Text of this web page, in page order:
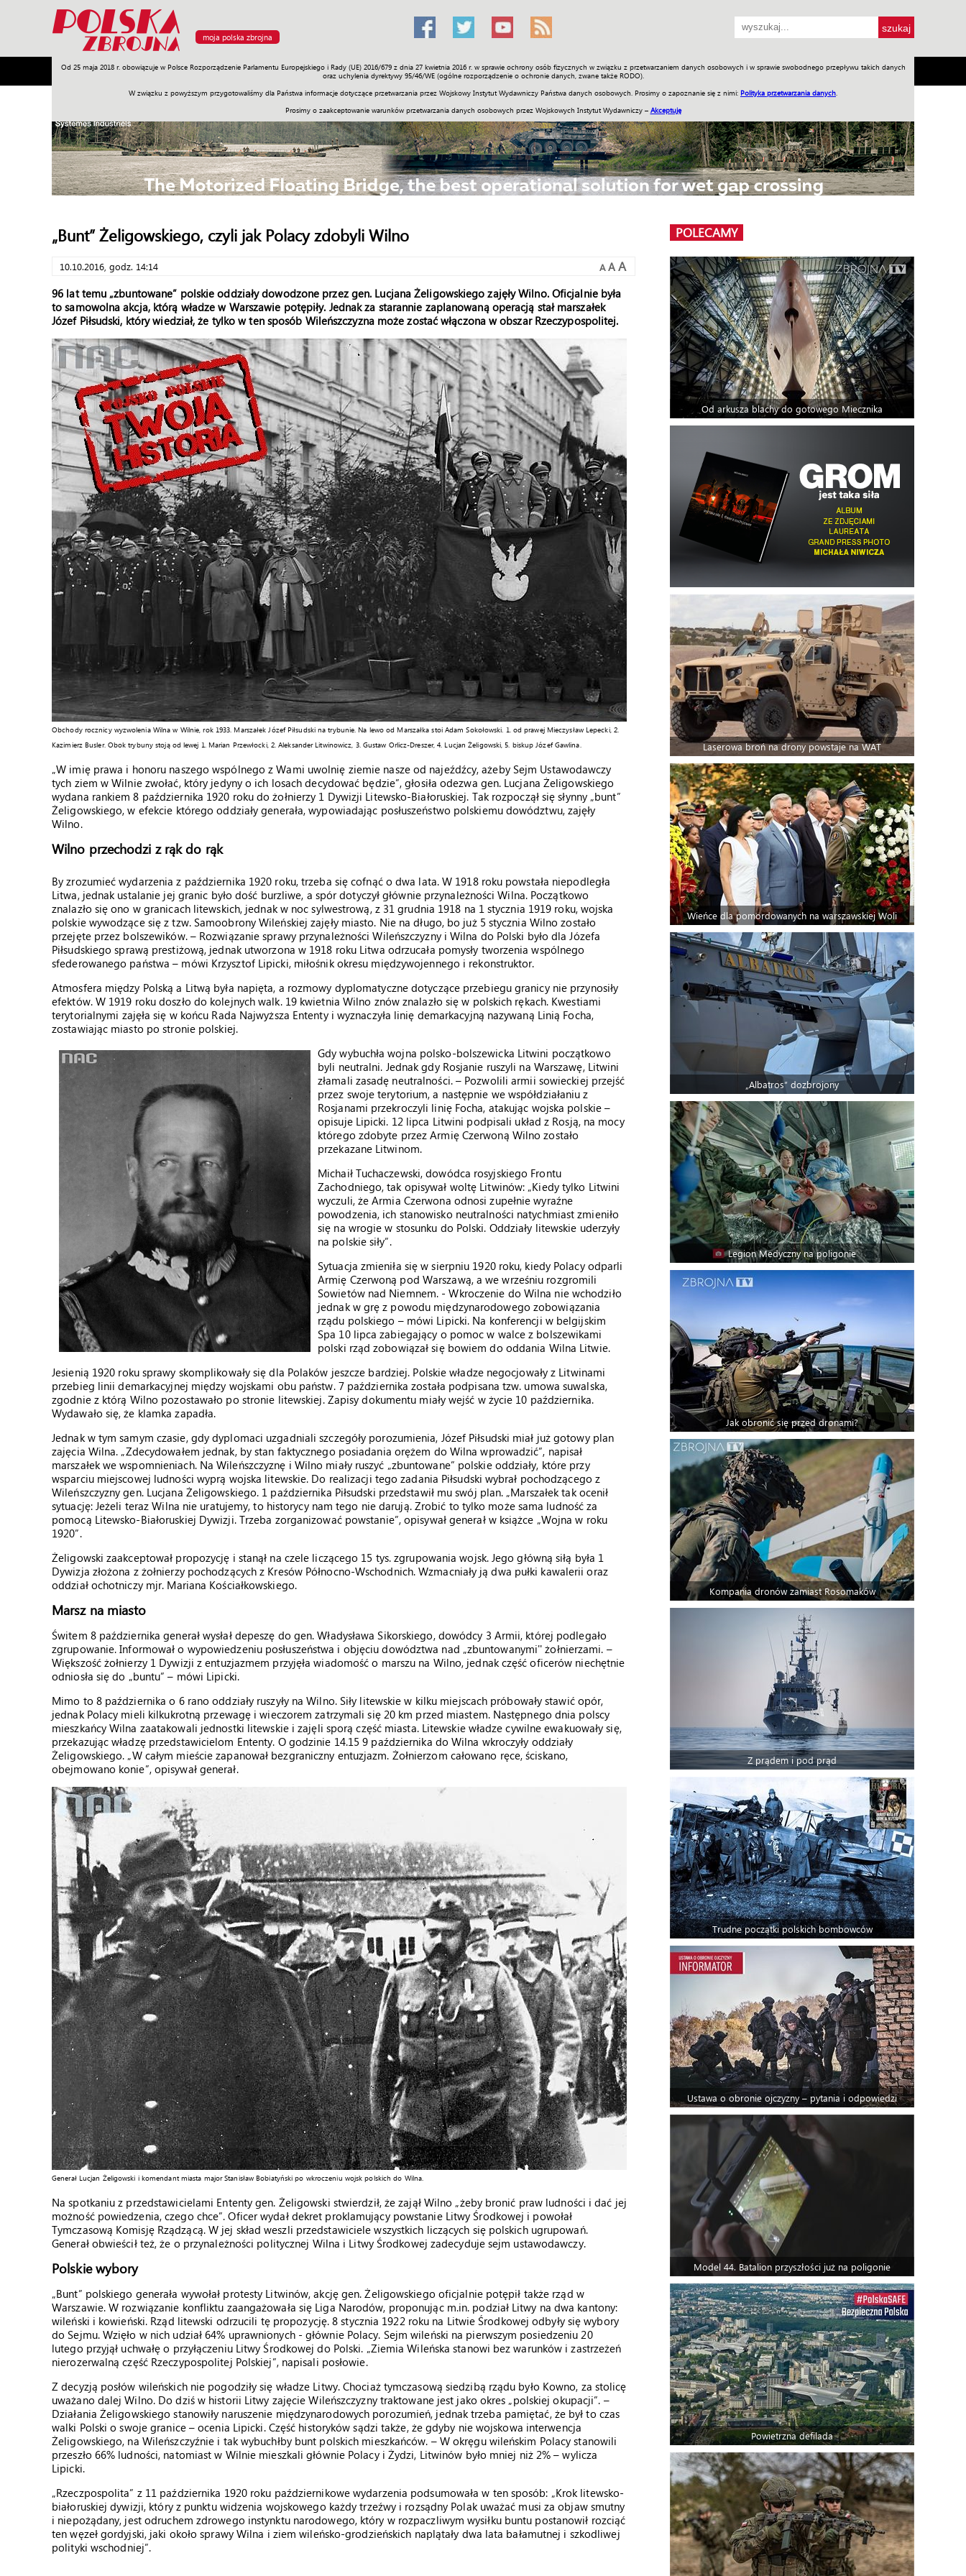
moja polska zbrojna
Od 25 maja 2018 r. obowiązuje w Polsce Rozporządzenie Parlamentu Europejskiego i Rady (UE) 2016/679 z dnia 27 kwietnia 2016 r. w sprawie ochrony osób fizycznych w związku z przetwarzaniem danych osobowych i w sprawie swobodnego przepływu takich danych
oraz uchylenia dyrektywy 95/46/WE (ogólne rozporządzenie o ochronie danych, zwane także RODO).
W związku z powyższym przygotowaliśmy dla Państwa informacje dotyczące przetwarzania przez Wojskowy Instytut Wydawniczy Państwa danych osobowych. Prosimy o zapoznanie się z nimi: Polityka przetwarzania danych
Prosimy o zaakceptowanie warunków przetwarzania danych osobowych przez Wojskowych Instytut Wydawniczy – Akceptuję
Armia Poligon Sprzęt Misje Polityka Prawo Świat Społeczność Sport Historia Galerie Wideo ENGLISH SKLEP Jednodniówki Praca w WIW
„Bunt” Żeligowskiego, czyli jak Polacy zdobyli Wilno
10.10.2016, godz. 14:14 A A A
96 lat temu „zbuntowane” polskie oddziały dowodzone przez gen. Lucjana Żeligowskiego zajęły Wilno. Oficjalnie była
to samowolna akcja, którą władze w Warszawie potępiły. Jednak za starannie zaplanowaną operacją stał marszałek
Józef Piłsudski, który wiedział, że tylko w ten sposób Wileńszczyzna może zostać włączona w obszar Rzeczypospolitej.
Obchody rocznicy wyzwolenia Wilna w Wilnie, rok 1933. Marszałek Józef Piłsudski na trybunie. Na lewo od Marszałka stoi Adam Sokołowski. 1. od prawej Mieczysław Lepecki, 2.
Kazimierz Busler. Obok trybuny stoją od lewej 1. Marian Przewłocki, 2. Aleksander Litwinowicz, 3. Gustaw Orlicz-Dreszer, 4. Lucjan Żeligowski, 5. biskup Józef Gawlina.
„W imię prawa i honoru naszego wspólnego z Wami uwolnię ziemie nasze od najeźdźcy, ażeby Sejm Ustawodawczy
tych ziem w Wilnie zwołać, który jedyny o ich losach decydować będzie”, głosiła odezwa gen. Lucjana Żeligowskiego
wydana rankiem 8 października 1920 roku do żołnierzy 1 Dywizji Litewsko-Białoruskiej. Tak rozpoczął się słynny „bunt”
Żeligowskiego, w efekcie którego oddziały generała, wypowiadając posłuszeństwo polskiemu dowództwu, zajęły
Wilno.
Wilno przechodzi z rąk do rąk
By zrozumieć wydarzenia z października 1920 roku, trzeba się cofnąć o dwa lata. W 1918 roku powstała niepodległa
Litwa, jednak ustalanie jej granic było dość burzliwe, a spór dotyczył głównie przynależności Wilna. Początkowo
znalazło się ono w granicach litewskich, jednak w noc sylwestrową, z 31 grudnia 1918 na 1 stycznia 1919 roku, wojska
polskie wywodzące się z tzw. Samoobrony Wileńskiej zajęły miasto. Nie na długo, bo już 5 stycznia Wilno zostało
przejęte przez bolszewików. – Rozwiązanie sprawy przynależności Wileńszczyzny i Wilna do Polski było dla Józefa
Piłsudskiego sprawą prestiżową, jednak utworzona w 1918 roku Litwa odrzucała pomysły tworzenia wspólnego
sfederowanego państwa – mówi Krzysztof Lipicki, miłośnik okresu międzywojennego i rekonstruktor.
Atmosfera między Polską a Litwą była napięta, a rozmowy dyplomatyczne dotyczące przebiegu granicy nie przynosiły
efektów. W 1919 roku doszło do kolejnych walk. 19 kwietnia Wilno znów znalazło się w polskich rękach. Kwestiami
terytorialnymi zajęła się w końcu Rada Najwyższa Ententy i wyznaczyła linię demarkacyjną nazywaną Linią Focha,
zostawiając miasto po stronie polskiej.
Gdy wybuchła wojna polsko-bolszewicka Litwini początkowo
byli neutralni. Jednak gdy Rosjanie ruszyli na Warszawę, Litwini
złamali zasadę neutralności. – Pozwolili armii sowieckiej przejść
przez swoje terytorium, a następnie we współdziałaniu z
Rosjanami przekroczyli linię Focha, atakując wojska polskie –
opisuje Lipicki. 12 lipca Litwini podpisali układ z Rosją, na mocy
którego zdobyte przez Armię Czerwoną Wilno zostało
przekazane Litwinom.
Michaił Tuchaczewski, dowódca rosyjskiego Frontu
Zachodniego, tak opisywał woltę Litwinów: „Kiedy tylko Litwini
wyczuli, że Armia Czerwona odnosi zupełnie wyraźne
powodzenia, ich stanowisko neutralności natychmiast zmieniło
się na wrogie w stosunku do Polski. Oddziały litewskie uderzyły
na polskie siły”.
Sytuacja zmieniła się w sierpniu 1920 roku, kiedy Polacy odparli
Armię Czerwoną pod Warszawą, a we wrześniu rozgromili
Sowietów nad Niemnem. - Wkroczenie do Wilna nie wchodziło
jednak w grę z powodu międzynarodowego zobowiązania
rządu polskiego – mówi Lipicki. Na konferencji w belgijskim
Spa 10 lipca zabiegający o pomoc w walce z bolszewikami
polski rząd zobowiązał się bowiem do oddania Wilna Litwie.
Jesienią 1920 roku sprawy skomplikowały się dla Polaków jeszcze bardziej. Polskie władze negocjowały z Litwinami
przebieg linii demarkacyjnej między wojskami obu państw. 7 października została podpisana tzw. umowa suwalska,
zgodnie z którą Wilno pozostawało po stronie litewskiej. Zapisy dokumentu miały wejść w życie 10 października.
Wydawało się, że klamka zapadła.
Jednak w tym samym czasie, gdy dyplomaci uzgadniali szczegóły porozumienia, Józef Piłsudski miał już gotowy plan
zajęcia Wilna. „Zdecydowałem jednak, by stan faktycznego posiadania orężem do Wilna wprowadzić”, napisał
marszałek we wspomnieniach. Na Wileńszczyznę i Wilno miały ruszyć „zbuntowane” polskie oddziały, które przy
wsparciu miejscowej ludności wyprą wojska litewskie. Do realizacji tego zadania Piłsudski wybrał pochodzącego z
Wileńszczyzny gen. Lucjana Żeligowskiego. 1 października Piłsudski przedstawił mu swój plan. „Marszałek tak ocenił
sytuację: Jeżeli teraz Wilna nie uratujemy, to historycy nam tego nie darują. Zrobić to tylko może sama ludność za
pomocą Litewsko-Białoruskiej Dywizji. Trzeba zorganizować powstanie”, opisywał generał w książce „Wojna w roku
1920”.
Żeligowski zaakceptował propozycję i stanął na czele liczącego 15 tys. zgrupowania wojsk. Jego główną siłą była 1
Dywizja złożona z żołnierzy pochodzących z Kresów Północno-Wschodnich. Wzmacniały ją dwa pułki kawalerii oraz
oddział ochotniczy mjr. Mariana Kościałkowskiego.
Marsz na miasto
Świtem 8 października generał wysłał depeszę do gen. Władysława Sikorskiego, dowódcy 3 Armii, której podlegało
zgrupowanie. Informował o wypowiedzeniu posłuszeństwa i objęciu dowództwa nad „zbuntowanymi'' żołnierzami. –
Większość żołnierzy 1 Dywizji z entuzjazmem przyjęła wiadomość o marszu na Wilno, jednak część oficerów niechętnie
odniosła się do „buntu” – mówi Lipicki.
Mimo to 8 października o 6 rano oddziały ruszyły na Wilno. Siły litewskie w kilku miejscach próbowały stawić opór,
jednak Polacy mieli kilkukrotną przewagę i wieczorem zatrzymali się 20 km przed miastem. Następnego dnia polscy
mieszkańcy Wilna zaatakowali jednostki litewskie i zajęli sporą część miasta. Litewskie władze cywilne ewakuowały się,
przekazując władzę przedstawicielom Ententy. O godzinie 14.15 9 października do Wilna wkroczyły oddziały
Żeligowskiego. „W całym mieście zapanował bezgraniczny entuzjazm. Żołnierzom całowano ręce, ściskano,
obejmowano konie”, opisywał generał.
Generał Lucjan Żeligowski i komendant miasta major Stanisław Bobiatyński po wkroczeniu wojsk polskich do Wilna.
Na spotkaniu z przedstawicielami Ententy gen. Żeligowski stwierdził, że zajął Wilno „żeby bronić praw ludności i dać jej
możność powiedzenia, czego chce”. Oficer wydał dekret proklamujący powstanie Litwy Środkowej i powołał
Tymczasową Komisję Rządzącą. W jej skład weszli przedstawiciele wszystkich liczących się polskich ugrupowań.
Generał obwieścił też, że o przynależności politycznej Wilna i Litwy Środkowej zadecyduje sejm ustawodawczy.
Polskie wybory
„Bunt” polskiego generała wywołał protesty Litwinów, akcję gen. Żeligowskiego oficjalnie potępił także rząd w
Warszawie. W rozwiązanie konfliktu zaangażowała się Liga Narodów, proponując m.in. podział Litwy na dwa kantony:
wileński i kowieński. Rząd litewski odrzucili tę propozycję. 8 stycznia 1922 roku na Litwie Środkowej odbyły się wybory
do Sejmu. Wzięło w nich udział 64% uprawnionych - głównie Polacy. Sejm wileński na pierwszym posiedzeniu 20
lutego przyjął uchwałę o przyłączeniu Litwy Środkowej do Polski. „Ziemia Wileńska stanowi bez warunków i zastrzeżeń
nierozerwalną część Rzeczypospolitej Polskiej”, napisali posłowie.
Z decyzją posłów wileńskich nie pogodziły się władze Litwy. Chociaż tymczasową siedzibą rządu było Kowno, za stolicę
uważano dalej Wilno. Do dziś w historii Litwy zajęcie Wileńszczyzny traktowane jest jako okres „polskiej okupacji”. –
Działania Żeligowskiego stanowiły naruszenie międzynarodowych porozumień, jednak trzeba pamiętać, że był to czas
walki Polski o swoje granice – ocenia Lipicki. Część historyków sądzi także, że gdyby nie wojskowa interwencja
Żeligowskiego, na Wileńszczyźnie i tak wybuchłby bunt polskich mieszkańców. – W okręgu wileńskim Polacy stanowili
przeszło 66% ludności, natomiast w Wilnie mieszkali głównie Polacy i Żydzi, Litwinów było mniej niż 2% – wylicza
Lipicki.
„Rzeczpospolita” z 11 października 1920 roku październikowe wydarzenia podsumowała w ten sposób: „Krok litewsko-
białoruskiej dywizji, który z punktu widzenia wojskowego każdy trzeźwy i rozsądny Polak uważać musi za objaw smutny
i niepożądany, jest odruchem zdrowego instynktu narodowego, który w rozpaczliwym wysiłku buntu postanowił rozciąć
ten węzeł gordyjski, jaki około sprawy Wilna i ziem wileńsko-grodzieńskich naplątały dwa lata bałamutnej i szkodliwej
polityki wschodniej”.
POLECAMY
Od arkusza blachy do gotowego Miecznika
Laserowa broń na drony powstaje na WAT
Wieńce dla pomordowanych na warszawskiej Woli
„Albatros” dozbrojony
Legion Medyczny na poligonie
Jak obronić się przed dronami?
Kompania dronów zamiast Rosomaków
Z prądem i pod prąd
Trudne początki polskich bombowców
Ustawa o obronie ojczyzny – pytania i odpowiedzi
Model 44. Batalion przyszłości już na poligonie
Powietrzna defilada